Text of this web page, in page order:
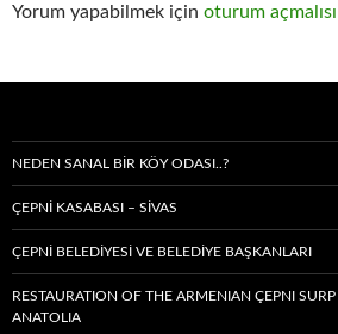
Yorum yapabilmek için oturum
NEDEN SANAL BIR KÖY ODASI..?
ÇEPNİ KASABASI – SIVAS
ÇEPNİ BELEDİYESİ VE BELEDİYE BAŞKANLARI
RESTAURATION OF THE ARMENIAN ÇEPNI
ANATOLIA